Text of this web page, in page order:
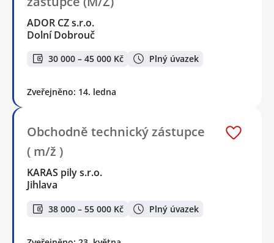
ADOR CZ s.r.o.
Dolní Dobrouč
30 000 – 45 000 Kč Plný úvazek
Zveřejněno: 14. ledna
Obchodně technický zástupce
( m/ž )
KARAS pily s.r.o.
Jihlava
38 000 – 55 000 Kč Plný úvazek